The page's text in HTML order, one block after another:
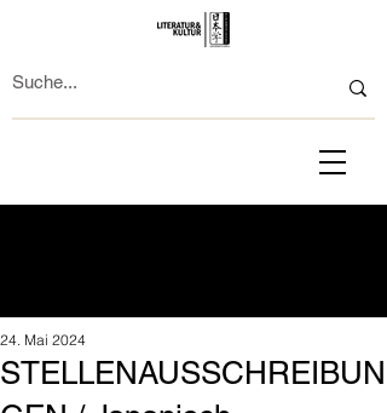
STELLENAUSSCHREIBUN
24. Mai 2024